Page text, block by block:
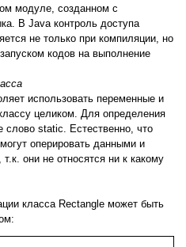
модуле, созданном с
В Java контроль доступа
не только при компиляции, но
кодов на выполнение
использовать переменные и
целиком. Для определения
слово static. Естественно, что
оперировать данными и
они не относятся ни к какому
класса Rectangle может быть